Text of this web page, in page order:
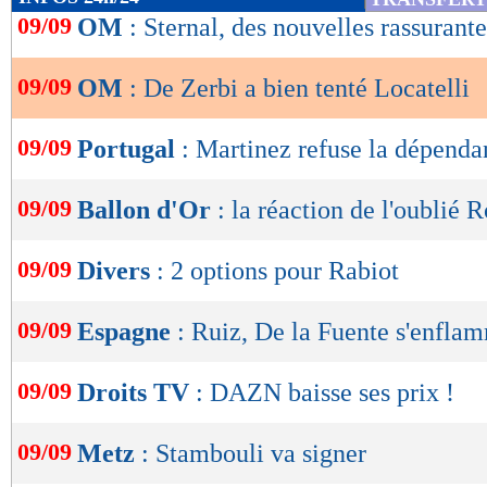
de
OK
09/09 OM : Sternal, des nouvelles
09/09 OM : De Zerbi a bien tenté Locatelli
09/09 Portugal : Martinez refuse la
09/09 Ballon d'Or : la réaction de l'oublié
09/09 Divers : 2 options pour Rabiot
09/09 Espagne : Ruiz, De la Fuente
09/09 Droits TV : DAZN baisse ses prix !
09/09 Metz : Stambouli va signer